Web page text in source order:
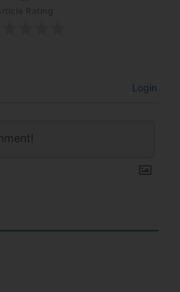
Article Rating
Login